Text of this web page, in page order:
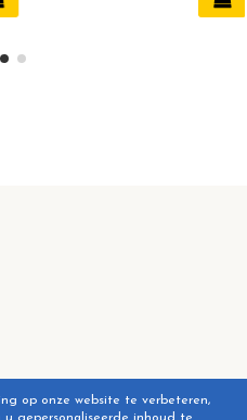
op onze website te verbeteren,